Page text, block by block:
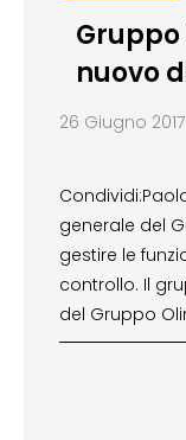
Gruppo
nuovo
26 Giugno 2017
generale del
gestire le
controllo. Il
del Gruppo